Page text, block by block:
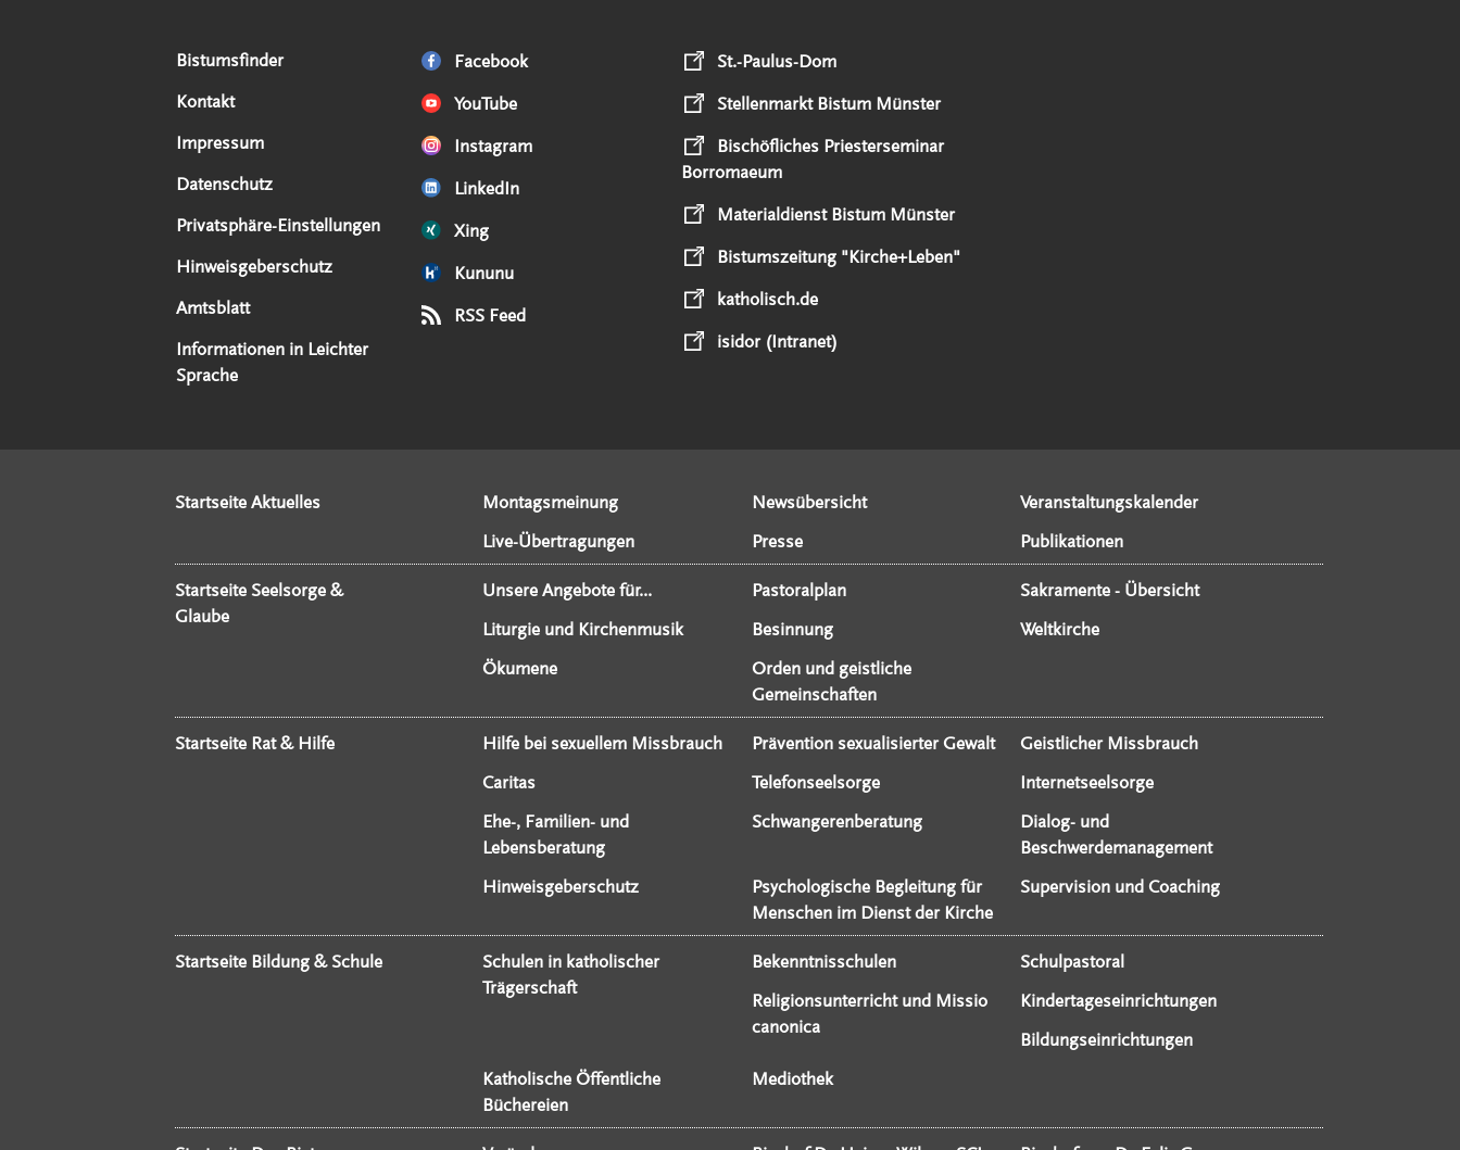
Serviceangebote
Bistumsfinder
Kontakt
Impressum
Datenschutz
Privatsphäre-Einstellungen
Hinweisgeberschutz
Amtsblatt
Informationen in Leichter
Sprache
Social Media Angebote Facebook
YouTube
Instagram
LinkedIn
Xing
Kununu
RSS Feed
Externe Links St.-Paulus-Dom
Stellenmarkt Bistum Münster
Bischöfliches Priesterseminar
Borromaeum
Materialdienst Bistum Münster
Bistumszeitung "Kirche+Leben"
katholisch.de
isidor (Intranet)
Startseite Aktuelles Montagsmeinung Newsübersicht
Veranstaltungskalender
Live-Übertragungen
Presse Publikationen
Startseite Seelsorge &
Glaube
Unsere Angebote für... Pastoralplan
Sakramente - Übersicht
Liturgie und Kirchenmusik
Besinnung
Weltkirche
Ökumene
Orden und geistliche
Gemeinschaften
Startseite Rat & Hilfe Hilfe bei sexuellem Missbrauch Prävention sexualisierter Gewalt
Geistlicher Missbrauch
Caritas
Telefonseelsorge
Internetseelsorge
Ehe-, Familien- und
Lebensberatung
Schwangerenberatung
Dialog- und
Beschwerdemanagement
Hinweisgeberschutz
Psychologische Begleitung für
Menschen im Dienst der Kirche
Supervision und Coaching
Startseite Bildung & Schule
Schulen in katholischer
Trägerschaft
Bekenntnisschulen
Schulpastoral
Religionsunterricht und Missio
canonica
Kindertageseinrichtungen
Bildungseinrichtungen
Katholische Öffentliche
Büchereien
Mediothek